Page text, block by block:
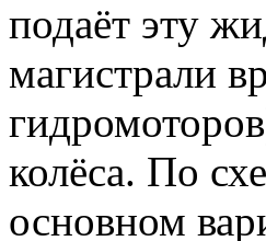
подаёт эту
магистрали
колёса. По
основном